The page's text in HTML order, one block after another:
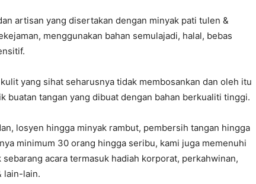
artisan yang disertakan dengan minyak pati tulen &
menggunakan bahan semulajadi, halal, bebas
yang sihat seharusnya tidak membosankan dan oleh itu
buatan tangan yang dibuat dengan bahan berkualiti tinggi.
losyen hingga minyak rambut, pembersih tangan hingga
minimum 30 orang hingga seribu, kami juga memenuhi
acara termasuk hadiah korporat, perkahwinan,
lain-lain.